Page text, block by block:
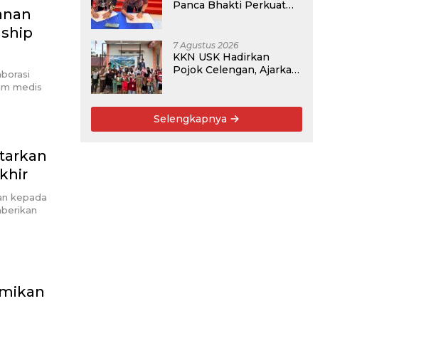
medis
kepada
Panca Bhakti Perkuat
7 Agustus 2026
KKN USK Hadirkan
Pojok Celengan, Ajarkan
Selengkapnya